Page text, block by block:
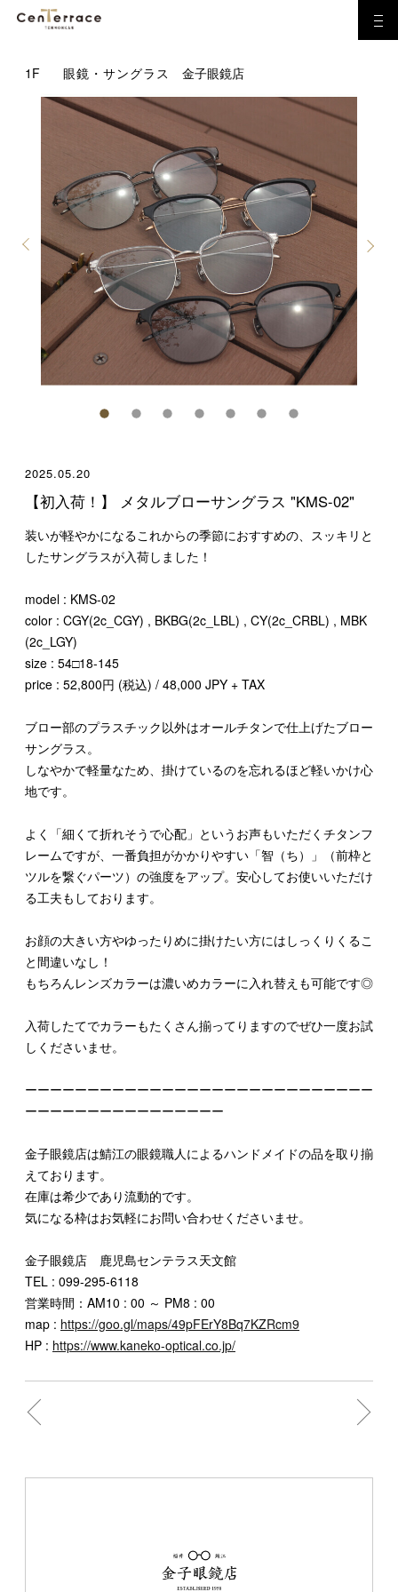
1F 眼鏡・サングラス 金子眼鏡店
Previous
2025.05.20
【初入荷！】 メタルブローサングラス "KMS-02"
装いが軽やかになるこれからの季節におすすめの、スッキリと
したサングラスが入荷しました！
model : KMS-02
color : CGY(2c_CGY) , BKBG(2c_LBL) , CY(2c_CRBL) , MBK
(2c_LGY)
size : 54□18-145
price : 52,800円 (税込) / 48,000 JPY + TAX
ブロー部のプラスチック以外はオールチタンで仕上げたブロー
サングラス。
しなやかで軽量なため、掛けているのを忘れるほど軽いかけ心
地です。
よく「細くて折れそうで心配」というお声もいただくチタンフ
レームですが、一番負担がかかりやすい「智（ち）」（前枠と
ツルを繋ぐパーツ）の強度をアップ。安心してお使いいただけ
る工夫もしております。
お顔の大きい方やゆったりめに掛けたい方にはしっくりくるこ
と間違いなし！
もちろんレンズカラーは濃いめカラーに入れ替えも可能です◎
入荷したてでカラーもたくさん揃ってりますのでぜひ一度お試
しくださいませ。
ーーーーーーーーーーーーーーーーーーーーーーーーーーーー
ーーーーーーーーーーーーーーーー
金子眼鏡店は鯖江の眼鏡職人によるハンドメイドの品を取り揃
えております。
在庫は希少であり流動的です。
気になる枠はお気軽にお問い合わせくださいませ。
金子眼鏡店 鹿児島センテラス天文館
TEL : 099-295-6118
営業時間：AM10 : 00 ～ PM8 : 00
map : https://goo.gl/maps/49pFErY8Bq7KZRcm9
HP : https://www.kaneko-optical.co.jp/